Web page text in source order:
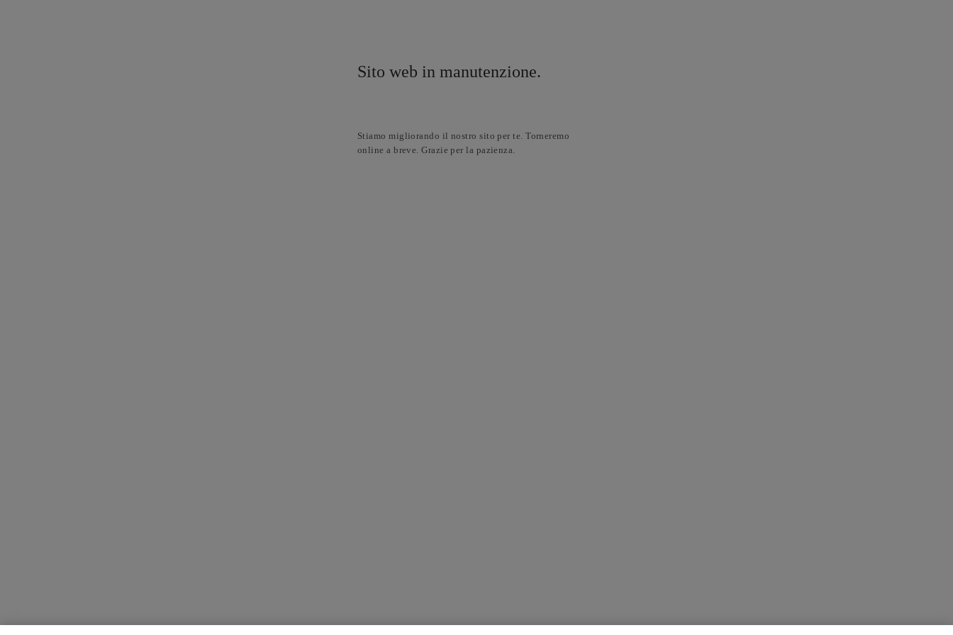
Sito web in manutenzione.
Stiamo migliorando il nostro sito per te. Torneremo
online a breve. Grazie per la pazienza.